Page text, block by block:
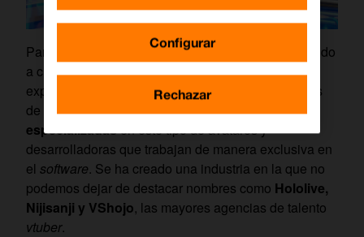
Parecía lógico que una idea que les está funcionando
a creadores sin muchos recursos pudiera ser
exprimida por empresas con mayores posibilidades
de inversión. En la actualidad hayproductoras
especializadasen este tipo de avatares y
desarrolladoras que trabajan de manera exclusiva en
el software. Se ha creado una industria en la que no
podemos dejar de destacar nombres como Hololive,
Nijisanji y VShojo, las mayores agencias de talento
vtuber.
Configurar
Rechazar